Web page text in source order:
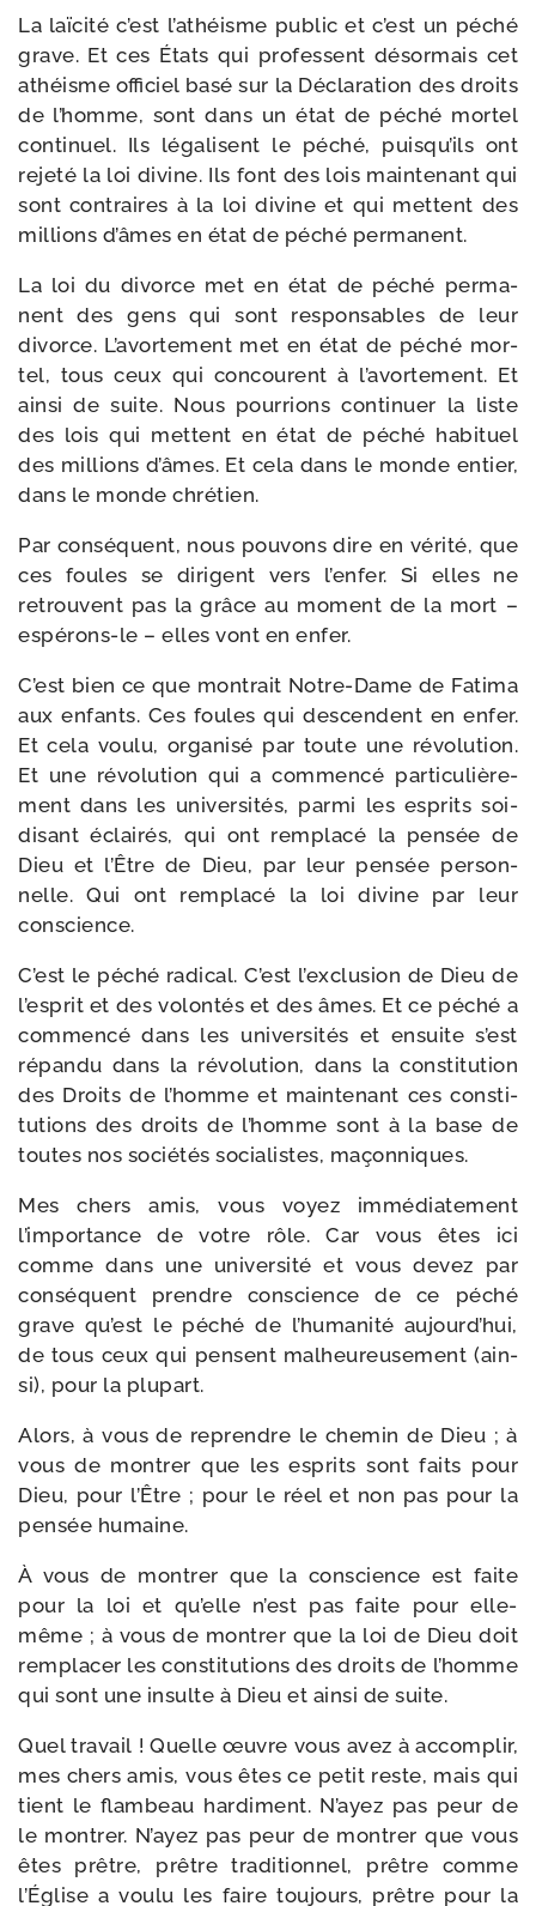
La laï­ci­té c’est l’athéisme public et c’est un péché
grave. Et ces États qui pro­fessent désor­mais cet
athéisme offi­ciel basé sur la Déclaration des droits
de l’homme, sont dans un état de péché mor­tel
conti­nuel. Ils léga­lisent le péché, puisqu’ils ont
reje­té la loi divine. Ils font des lois main­te­nant qui
sont contraires à la loi divine et qui mettent des
mil­lions d’âmes en état de péché permanent.
La loi du divorce met en état de péché per­ma­
nent des gens qui sont res­pon­sables de leur
divorce. L’avortement met en état de péché mor­
tel, tous ceux qui concourent à l’avortement. Et
ain­si de suite. Nous pour­rions conti­nuer la liste
des lois qui mettent en état de péché habi­tuel
des mil­lions d’âmes. Et cela dans le monde entier,
dans le monde chrétien.
Par consé­quent, nous pou­vons dire en véri­té, que
ces foules se dirigent vers l’enfer. Si elles ne
retrouvent pas la grâce au moment de la mort –
espérons-​le – elles vont en enfer.
C’est bien ce que mon­trait Notre-​Dame de Fatima
aux enfants. Ces foules qui des­cendent en enfer.
Et cela vou­lu, orga­ni­sé par toute une révo­lu­tion.
Et une révo­lu­tion qui a com­men­cé par­ti­cu­liè­re­
ment dans les uni­ver­si­tés, par­mi les esprits soi-​
disant éclai­rés, qui ont rem­pla­cé la pen­sée de
Dieu et l’Être de Dieu, par leur pen­sée per­son­
nelle. Qui ont rem­pla­cé la loi divine par leur
conscience.
C’est le péché radi­cal. C’est l’exclusion de Dieu de
l’esprit et des volon­tés et des âmes. Et ce péché a
com­men­cé dans les uni­ver­si­tés et ensuite s’est
répan­du dans la révo­lu­tion, dans la consti­tu­tion
des Droits de l’homme et main­te­nant ces consti­
tu­tions des droits de l’homme sont à la base de
toutes nos socié­tés socia­listes, maçonniques.
Mes chers amis, vous voyez immé­dia­te­ment
l’importance de votre rôle. Car vous êtes ici
comme dans une uni­ver­si­té et vous devez par
consé­quent prendre conscience de ce péché
grave qu’est le péché de l’humanité aujourd’hui,
de tous ceux qui pensent mal­heu­reu­se­ment (ain­
si), pour la plupart.
Alors, à vous de reprendre le che­min de Dieu ; à
vous de mon­trer que les esprits sont faits pour
Dieu, pour l’Être ; pour le réel et non pas pour la
pen­sée humaine.
À vous de mon­trer que la conscience est faite
pour la loi et qu’elle n’est pas faite pour elle-​
même ; à vous de mon­trer que la loi de Dieu doit
rem­pla­cer les consti­tu­tions des droits de l’homme
qui sont une insulte à Dieu et ain­si de suite.
Quel tra­vail ! Quelle œuvre vous avez à accom­plir,
mes chers amis, vous êtes ce petit reste, mais qui
tient le flam­beau har­di­ment. N’ayez pas peur de
le mon­trer. N’ayez pas peur de mon­trer que vous
êtes prêtre, prêtre tra­di­tion­nel, prêtre comme
l’Église a vou­lu les faire tou­jours, prêtre pour la